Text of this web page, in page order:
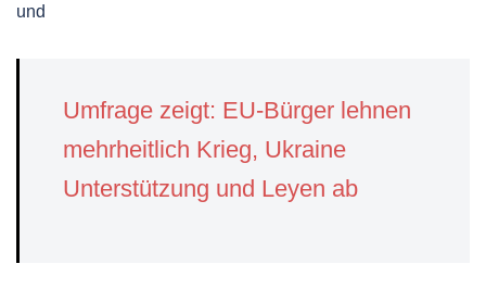
und
Umfrage zeigt: EU-Bürger lehnen
mehrheitlich Krieg, Ukraine
Unterstützung und Leyen ab